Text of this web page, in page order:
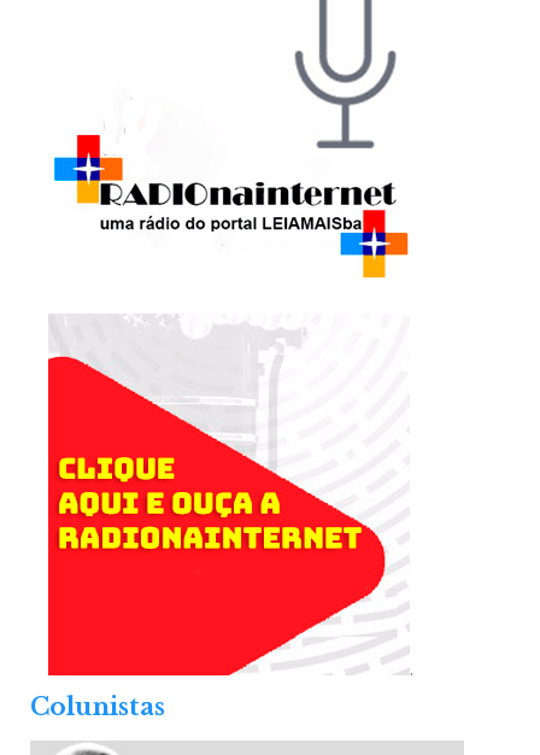
.
Colunistas